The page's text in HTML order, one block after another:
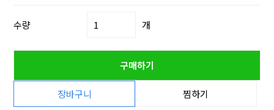
수량 개
구매하기
장바구니 찜하기